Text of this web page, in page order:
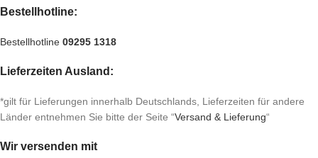
Bestellhotline:
Bestellhotline 09295 1318
Lieferzeiten Ausland:
*gilt für Lieferungen innerhalb Deutschlands, Lieferzeiten für andere
Länder entnehmen Sie bitte der Seite “Versand & Lieferung“
Wir versenden mit